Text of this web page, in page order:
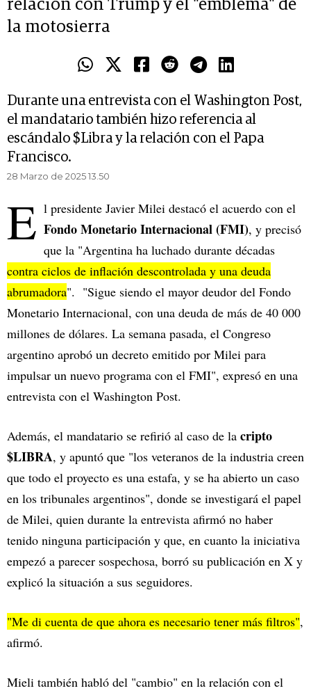
relación con Trump y el "emblema" de
la motosierra
Durante una entrevista con el Washington Post,
el mandatario también hizo referencia al
escándalo $Libra y la relación con el Papa
Francisco.
28 Marzo de 2025 13.50
E l presidente Javier Milei destacó el acuerdo con el
Fondo Monetario Internacional (FMI), y precisó
que la "Argentina ha luchado durante décadas
contra ciclos de inflación descontrolada y una deuda
abrumadora". "Sigue siendo el mayor deudor del Fondo
Monetario Internacional, con una deuda de más de 40 000
millones de dólares. La semana pasada, el Congreso
argentino aprobó un decreto emitido por Milei para
impulsar un nuevo programa con el FMI", expresó en una
entrevista con el Washington Post.
Además, el mandatario se refirió al caso de la cripto
$LIBRA, y apuntó que "los veteranos de la industria creen
que todo el proyecto es una estafa, y se ha abierto un caso
en los tribunales argentinos", donde se investigará el papel
de Milei, quien durante la entrevista afirmó no haber
tenido ninguna participación y que, en cuanto la iniciativa
empezó a parecer sospechosa, borró su publicación en X y
explicó la situación a sus seguidores.
"Me di cuenta de que ahora es necesario tener más filtros",
afirmó.
Mieli también habló del "cambio" en la relación con el